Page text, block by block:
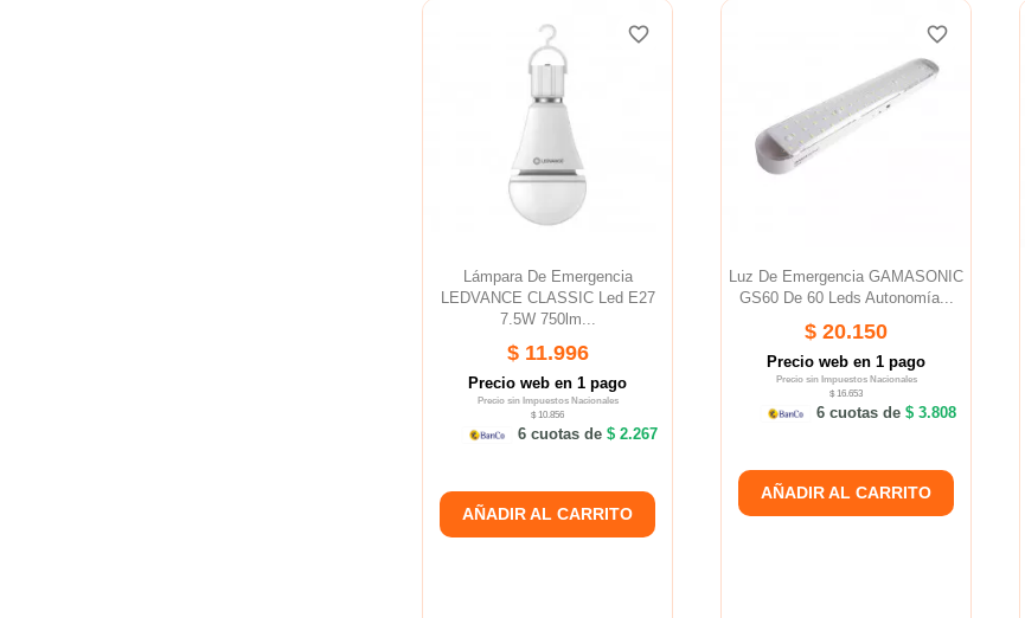
Lámpara De Emergencia
LEDVANCE CLASSIC Led E27
7.5W 750lm...
$ 11.996
Precio web en 1 pago
Precio sin Impuestos Nacionales
$ 10.856
6 cuotas de$ 2.267
AÑADIR AL CARRITO
favorite_border
favorite_border
Luz De Emergencia GAMASONIC
GS60 De 60 Leds Autonomía...
$ 20.150
Precio web en 1 pago
Precio sin Impuestos Nacionales
$ 16.653
6 cuotas de$ 3.808
AÑADIR AL CARRITO
favorite_border
favorite_border